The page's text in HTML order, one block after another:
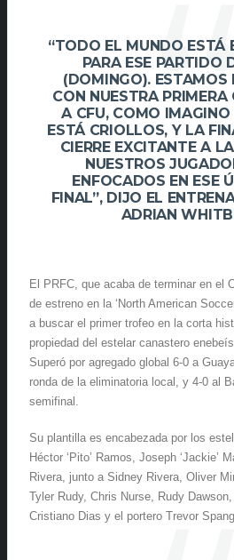
“TODO EL MUNDO ESTÁ
PARA ESE PARTIDO
(DOMINGO). ESTAMOS
CON NUESTRA
A CFU, COMO IMAGINO
ESTÁ CRIOLLOS, Y LA
CIERRE EXCITANTE A
NUESTROS
ENFOCADOS EN ESE
FINAL”, DIJO EL
ADRIAN
El PRFC, que acaba de terminar en el
de estreno en la ‘North American
a buscar el primer trofeo en la corta
propiedad del estelar canastero
Superó por agregado global 6-0 a
ronda de la eliminatoria local, y 4-0 al
semifinal.
Su plantilla es encabezada por los
Héctor ‘Pito’ Ramos, Joseph ‘Jackie’
Rivera, junto a Sidney Rivera, Oliver
Tyler Rudy, Chris Nurse, Rudy
Cristiano Dias y el portero Trevor